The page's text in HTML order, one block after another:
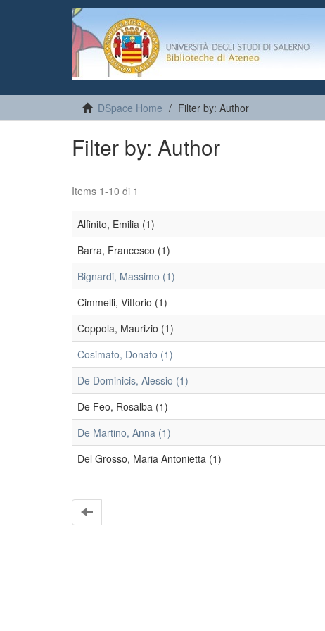
DSpace Home Filter by: Author
Filter by: Author
Items 1-10 di 1
Alfinito, Emilia (1)
Barra, Francesco (1)
Bignardi, Massimo (1)
Cimmelli, Vittorio (1)
Coppola, Maurizio (1)
Cosimato, Donato (1)
De Dominicis, Alessio (1)
De Feo, Rosalba (1)
De Martino, Anna (1)
Del Grosso, Maria Antonietta (1)